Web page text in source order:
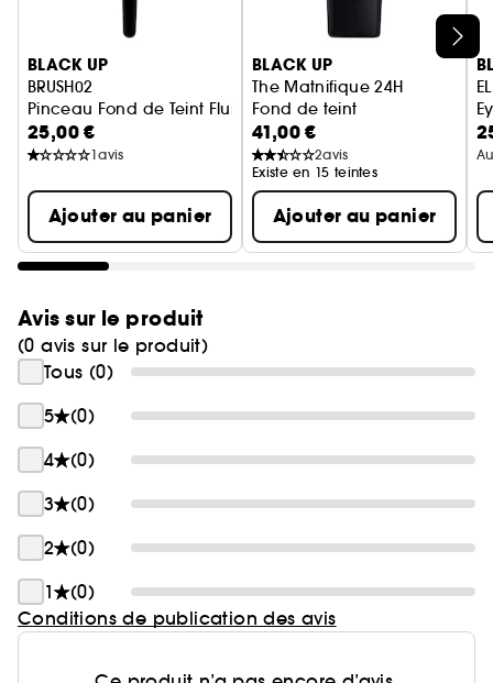
Ignorer le carrousel produits
BLACK UP
BRUSH02
Pinceau Fond de Teint Fluide
25,00 €
1avis
Ajouter au panier
BLACK UP
The Matnifique 24H
Fond de teint
41,00 €
2avis
Existe en 15 teintes
Ajouter au panier
Avis sur le produit
(0 avis sur le produit)
Tous (0)
5
(0)
4
(0)
3
(0)
2
(0)
1
(0)
Conditions de publication des avis